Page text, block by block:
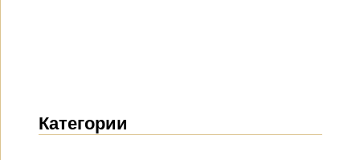
Категории